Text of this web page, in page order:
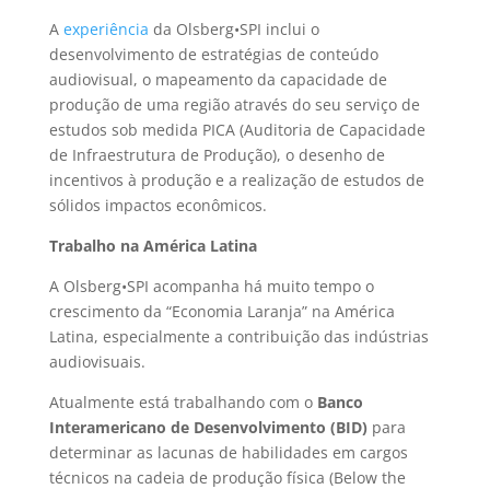
A experiência da Olsberg•SPI inclui o
desenvolvimento de estratégias de conteúdo
audiovisual, o mapeamento da capacidade de
produção de uma região através do seu serviço de
estudos sob medida PICA (Auditoria de Capacidade
de Infraestrutura de Produção), o desenho de
incentivos à produção e a realização de estudos de
sólidos impactos econômicos.
Trabalho na América Latina
A Olsberg•SPI acompanha há muito tempo o
crescimento da “Economia Laranja” na América
Latina, especialmente a contribuição das indústrias
audiovisuais.
Atualmente está trabalhando com o Banco
Interamericano de Desenvolvimento (BID) para
determinar as lacunas de habilidades em cargos
técnicos na cadeia de produção física (Below the